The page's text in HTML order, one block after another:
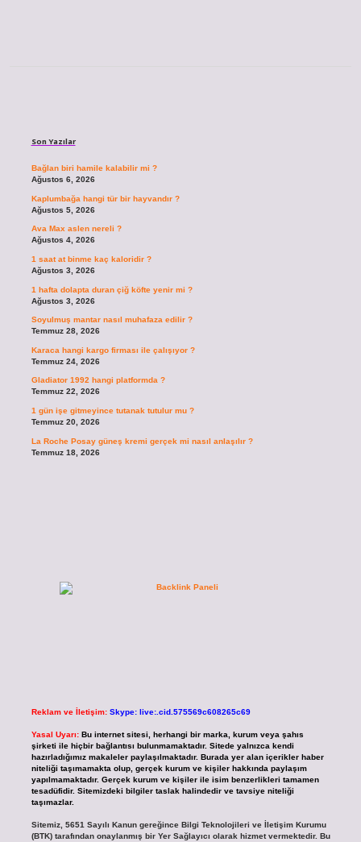
Son Yazılar
Bağlan biri hamile kalabilir mi ?
Ağustos 6, 2026
Kaplumbağa hangi tür bir hayvandır ?
Ağustos 5, 2026
Ava Max aslen nereli ?
Ağustos 4, 2026
1 saat at binme kaç kaloridir ?
Ağustos 3, 2026
1 hafta dolapta duran çiğ köfte yenir mi ?
Ağustos 3, 2026
Soyulmuş mantar nasıl muhafaza edilir ?
Temmuz 28, 2026
Karaca hangi kargo firması ile çalışıyor ?
Temmuz 24, 2026
Gladiator 1992 hangi platformda ?
Temmuz 22, 2026
1 gün işe gitmeyince tutanak tutulur mu ?
Temmuz 20, 2026
La Roche Posay güneş kremi gerçek mi nasıl anlaşılır ?
Temmuz 18, 2026
Reklam ve İletişim: Skype: live:.cid.575569c608265c69
Yasal Uyarı: Bu internet sitesi, herhangi bir marka, kurum veya şahıs
şirketi ile hiçbir bağlantısı bulunmamaktadır. Sitede yalnızca kendi
hazırladığımız makaleler paylaşılmaktadır. Burada yer alan içerikler haber
niteliği taşımamakta olup, gerçek kurum ve kişiler hakkında paylaşım
yapılmamaktadır. Gerçek kurum ve kişiler ile isim benzerlikleri tamamen
tesadüfidir. Sitemizdeki bilgiler taslak halindedir ve tavsiye niteliği
taşımazlar.
Sitemiz, 5651 Sayılı Kanun gereğince Bilgi Teknolojileri ve İletişim Kurumu
(BTK) tarafından onaylanmış bir Yer Sağlayıcı olarak hizmet vermektedir. Bu